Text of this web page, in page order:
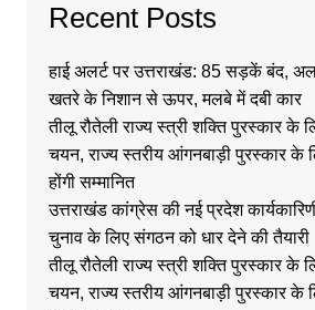
Recent Posts
हाई अलर्ट पर उत्तराखंड: 85 सड़कें बंद,
खतरे के निशान से ऊपर, मलबे में दबी कार
तीलू रौतेली राज्य स्त्री शक्ति पुरस्कार के
चयन, राज्य स्तरीय आंगनबाड़ी पुरस्कार के
होंगी सम्मानित
उत्तराखंड कांग्रेस की नई प्रदेश
चुनाव के लिए संगठन को धार देने की तैयारी
तीलू रौतेली राज्य स्त्री शक्ति पुरस्कार के
चयन, राज्य स्तरीय आंगनबाड़ी पुरस्कार के